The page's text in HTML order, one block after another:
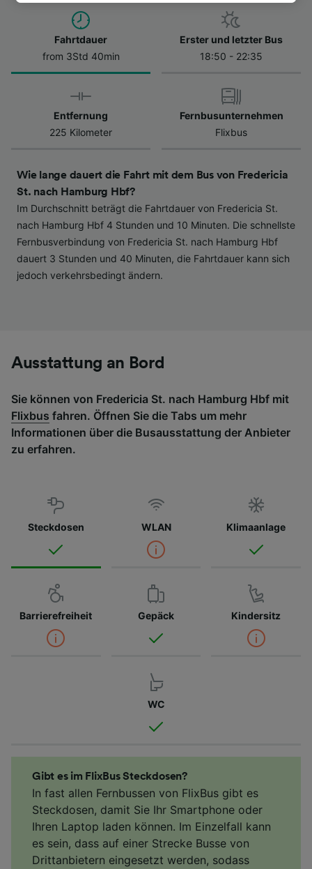
Fahrtdauer
from 3Std 40min
Erster und letzter Bus
18:50 - 22:35
Entfernung
225 Kilometer
Fernbusunternehmen
Flixbus
Wie lange dauert die Fahrt mit dem Bus von Fredericia
St. nach Hamburg Hbf?
Im Durchschnitt beträgt die Fahrtdauer von Fredericia St.
nach Hamburg Hbf 4 Stunden und 10 Minuten. Die schnellste
Fernbusverbindung von Fredericia St. nach Hamburg Hbf
dauert 3 Stunden und 40 Minuten, die Fahrtdauer kann sich
jedoch verkehrsbedingt ändern.
Ausstattung an Bord
Sie können von Fredericia St. nach Hamburg Hbf mit
Flixbus fahren. Öffnen Sie die Tabs um mehr
Informationen über die Busausstattung der Anbieter
zu erfahren.
Steckdosen WLAN Klimaanlage
Barrierefreiheit Gepäck Kindersitz
WC
Gibt es im FlixBus Steckdosen?
In fast allen Fernbussen von FlixBus gibt es
Steckdosen, damit Sie Ihr Smartphone oder
Ihren Laptop laden können. Im Einzelfall kann
es sein, dass auf einer Strecke Busse von
Drittanbietern eingesetzt werden, sodass
besuchen Sie jederzeit die Seite der
Datenschutzrichtlinie. Diese Präferenzen
werden unseren Partnern signalisiert und
haben keinen Einfluss auf Surfdaten. Ihre
Daten werden nicht für Tracking-Zwecke
verwendet, wenn Sie uns gebeten haben, Ihr
Surfverhalten nicht zu verfolgen.
Wir und unsere Partner verarbeiten Daten, um
Verwendung genauer Standortdaten.
Endgeräteeigenschaften zur Identifikation
aktiv abfragen. Speichern von oder Zugriff auf
Informationen auf einem Endgerät.
Personalisierte Werbung und Inhalte, Messung
von Werbeleistung und der Performance von
Inhalten, Zielgruppenforschung sowie
Entwicklung und Verbesserung von
Angeboten.